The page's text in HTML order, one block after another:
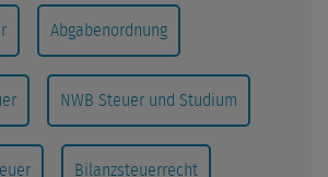
Abgabenordnung
NWB Steuer und Studium
Bilanzsteuerrecht